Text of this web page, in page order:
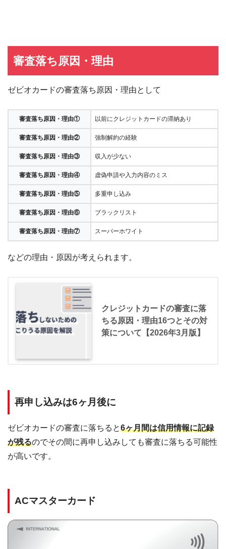
審査落ち原因・理由
ゼビオカードの審査落ち原因・理由として
審査落ち原因・理由① 以前にクレジットカードの滞納あり
審査落ち原因・理由② 強制解約の経験
審査落ち原因・理由③ 収入が少ない
審査落ち原因・理由④ 虚偽申請や入力内容のミス
審査落ち原因・理由⑤ 多重申し込み
審査落ち原因・理由⑥ ブラックリスト
審査落ち原因・理由⑦ スーパーホワイト
などの理由・原因が考えられます。
クレジットカードの審査に落
ちる原因・理由16つとその対
策について【2026年3月版】
再申し込みは6ヶ月後に
ゼビオカードの審査に落ちると6ヶ月間は信用情報に記録
が残るのでその間に再申し込みしても審査に落ちる可能性
が高いです。
ACマスターカード